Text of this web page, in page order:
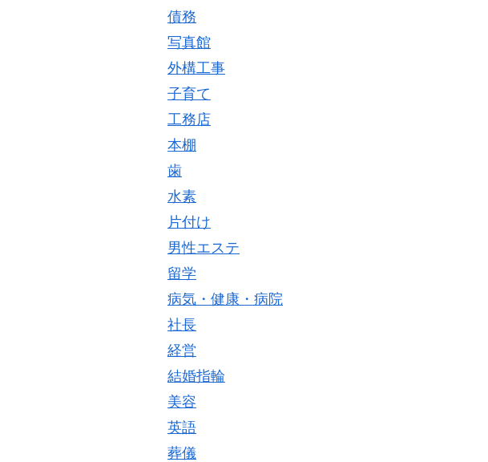
債務
写真館
外構工事
子育て
工務店
本棚
歯
水素
片付け
男性エステ
留学
病気・健康・病院
社長
経営
結婚指輪
美容
英語
葬儀